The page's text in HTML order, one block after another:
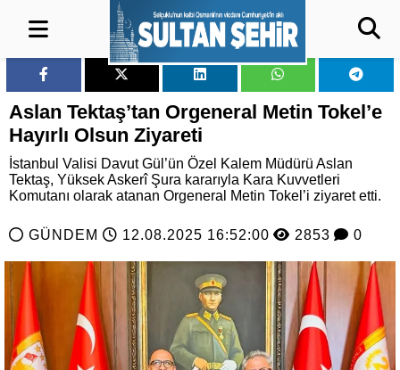
Aslan Tektaş’tan Orgeneral Metin Tokel’e
Hayırlı Olsun Ziyareti
İstanbul Valisi Davut Gül’ün Özel Kalem Müdürü Aslan
Tektaş, Yüksek Askerî Şura kararıyla Kara Kuvvetleri
Komutanı olarak atanan Orgeneral Metin Tokel’i ziyaret etti.
GÜNDEM 12.08.2025 16:52:00 2853 0